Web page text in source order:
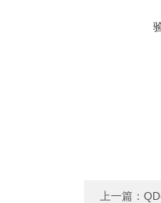
上一篇：